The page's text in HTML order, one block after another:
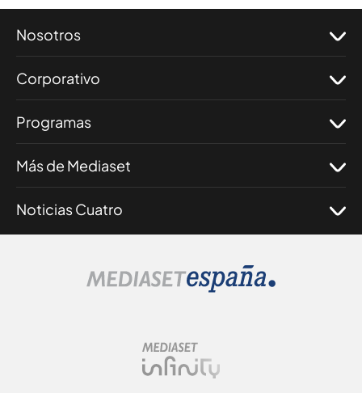
Nosotros
Corporativo
Programas
Más de Mediaset
Noticias Cuatro